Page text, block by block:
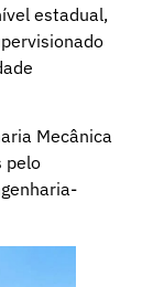
estadual,
Mecânica
pelo